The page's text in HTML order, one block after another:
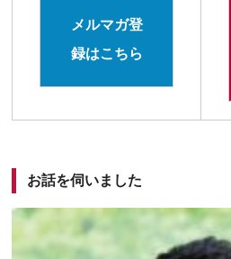
メルマガ登
録はこちら
お話を伺いました